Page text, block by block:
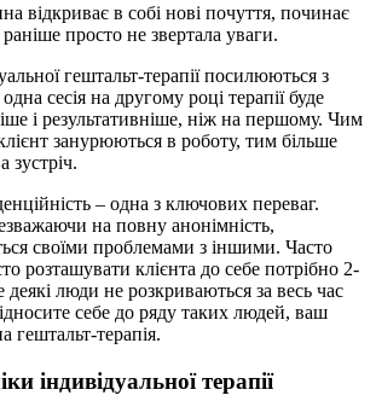
відкриває в собі нові почуття, починає
просто не звертала уваги.
гештальт-терапії посилюються з
сесія на другому році терапії буде
і результативніше, ніж на першому. Чим
занурюються в роботу, тим більше
зустріч.
– одна з ключових переваг.
на повну анонімність,
своїми проблемами з іншими. Часто
розташувати клієнта до себе потрібно 2-
деякі люди не розкриваються за весь час
себе до ряду таких людей, ваш
гештальт-терапія.
індивідуальної терапії